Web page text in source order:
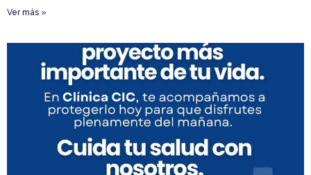
Ver más »